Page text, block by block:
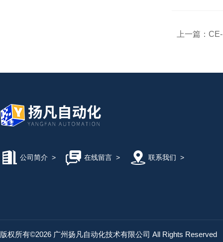
上一篇：
公司简介 > 在线留言> 联系我们 >
版权所有©2026 广州扬凡自动化技术有限公司 All Rights Reserved